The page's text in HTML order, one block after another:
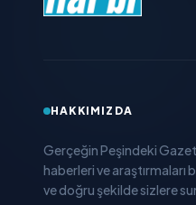
HAKKIMIZDA
Gerçeğin Peşindeki
haberleri ve araştırmaları
ve doğru şekilde sizlere